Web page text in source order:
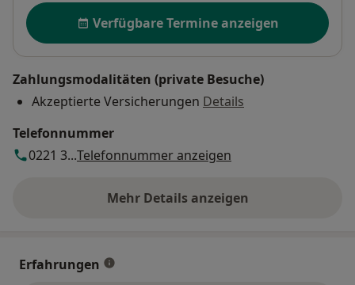
Verfügbarkeit
Verfügbare Termine anzeigen
Zahlungsmodalitäten (private Besuche)
Akzeptierte Versicherungen Details
Telefonnummer
0221 3...Telefonnummer anzeigen
Mehr Details anzeigen
über die Adresse
Erfahrungen